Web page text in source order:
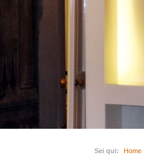
Sei qui: Home